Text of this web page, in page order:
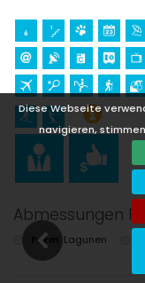
Diese Webseite
navigieren,
Abmessungen
Form :Lagunen